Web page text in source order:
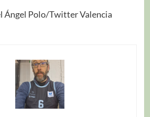
Ángel Polo/Twitter Valencia